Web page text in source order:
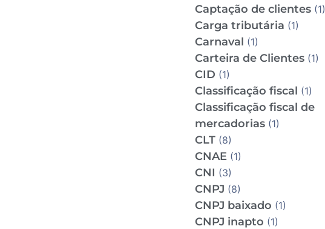
Captação de clientes(1)
Carga tributária (1)
Carnaval (1)
Carteira de Clientes(1)
CID (1)
Classificação fiscal (1)
Classificação fiscal de
mercadorias(1)
CLT(8)
CNAE (1)
CNI (3)
CNPJ (8)
CNPJ baixado (1)
CNPJ inapto (1)